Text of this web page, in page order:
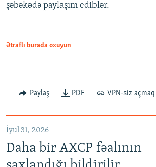
şəbəkədə paylaşım ediblər.
Ətraflı burada oxuyun
Paylaş PDF VPN-siz açmaq
İyul 31, 2026
Daha bir AXCP fəalının